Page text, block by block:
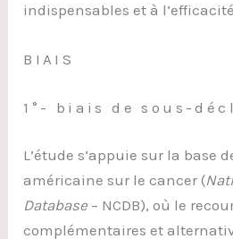
indispensables et à
BIAIS
1°- biais de sous-
L’étude s’appuie sur la base
américaine sur le cancer (
Database – NCDB), où le
complémentaires et